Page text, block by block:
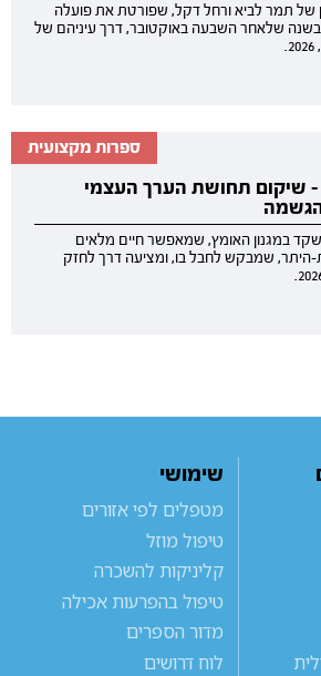
תמר לביא ורחל דקל, שפורטת את פועלה
שלאחר השבעה באוקטובר, דרך עיניהם של
ספרות מקצועית
שיקום תחושת הערך העצמי
במגנון האומץ, שמאפשר חיים מלאים
היתר, שמבקש לחבל בו, ומציעה דרך לחזק
שימושי
מטפלים לפי אזורים
טיפול מוזל
קליניקות להשכרה
טיפול בהפרעות אכילה
מדור הספרים
לוח דרושים